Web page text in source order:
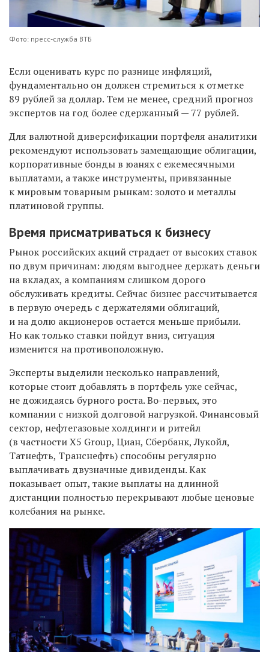
Фото: пресс-служба ВТБ
Если оценивать курс по разнице инфляций,
фундаментально он должен стремиться к отметке
89 рублей за доллар. Тем не менее, средний прогноз
экспертов на год более сдержанный — 77 рублей.
Для валютной диверсификации портфеля аналитики
рекомендуют использовать замещающие облигации,
корпоративные бонды в юанях с ежемесячными
выплатами, а также инструменты, привязанные
к мировым товарным рынкам: золото и металлы
платиновой группы.
Время присматриваться к бизнесу
Рынок российских акций страдает от высоких ставок
по двум причинам: людям выгоднее держать деньги
на вкладах, а компаниям слишком дорого
обслуживать кредиты. Сейчас бизнес рассчитывается
в первую очередь с держателями облигаций,
и на долю акционеров остается меньше прибыли.
Но как только ставки пойдут вниз, ситуация
изменится на противоположную.
Эксперты выделили несколько направлений,
которые стоит добавлять в портфель уже сейчас,
не дожидаясь бурного роста. Во-первых, это
компании с низкой долговой нагрузкой. Финансовый
сектор, нефтегазовые холдинги и ритейл
(в частности X5 Group, Циан, Сбербанк, Лукойл,
Татнефть, Транснефть) способны регулярно
выплачивать двузначные дивиденды. Как
показывает опыт, такие выплаты на длинной
дистанции полностью перекрывают любые ценовые
колебания на рынке.